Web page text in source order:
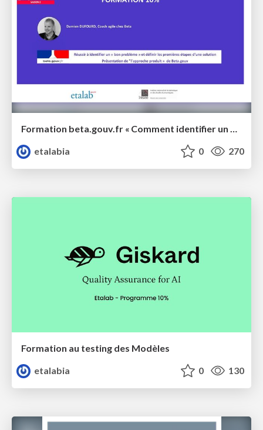
Formation beta.gouv.fr « Comment identifier un bon problème ?"
etalabia
0 270
Formation au testing des Modèles
etalabia
0 130